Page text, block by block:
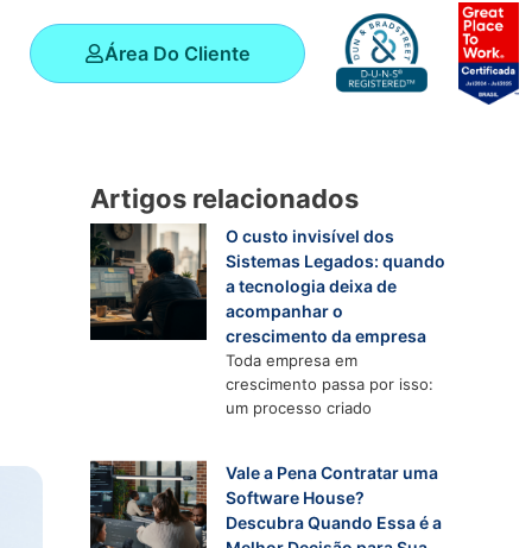
Área Do Cliente
Artigos relacionados
O custo invisível dos
Sistemas Legados: quando
a tecnologia deixa de
acompanhar o
crescimento da empresa
Toda empresa em
crescimento passa por isso:
um processo criado
Vale a Pena Contratar uma
Software House?
Descubra Quando Essa é a